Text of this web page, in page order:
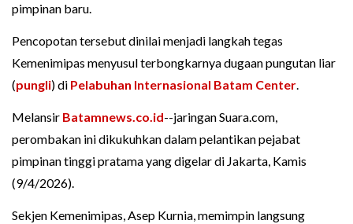
pimpinan baru.
Pencopotan tersebut dinilai menjadi langkah tegas
Kemenimipas menyusul terbongkarnya dugaan pungutan liar
(pungli) di Pelabuhan Internasional Batam Center.
Melansir Batamnews.co.id--jaringan Suara.com,
perombakan ini dikukuhkan dalam pelantikan pejabat
pimpinan tinggi pratama yang digelar di Jakarta, Kamis
(9/4/2026).
Sekjen Kemenimipas, Asep Kurnia, memimpin langsung